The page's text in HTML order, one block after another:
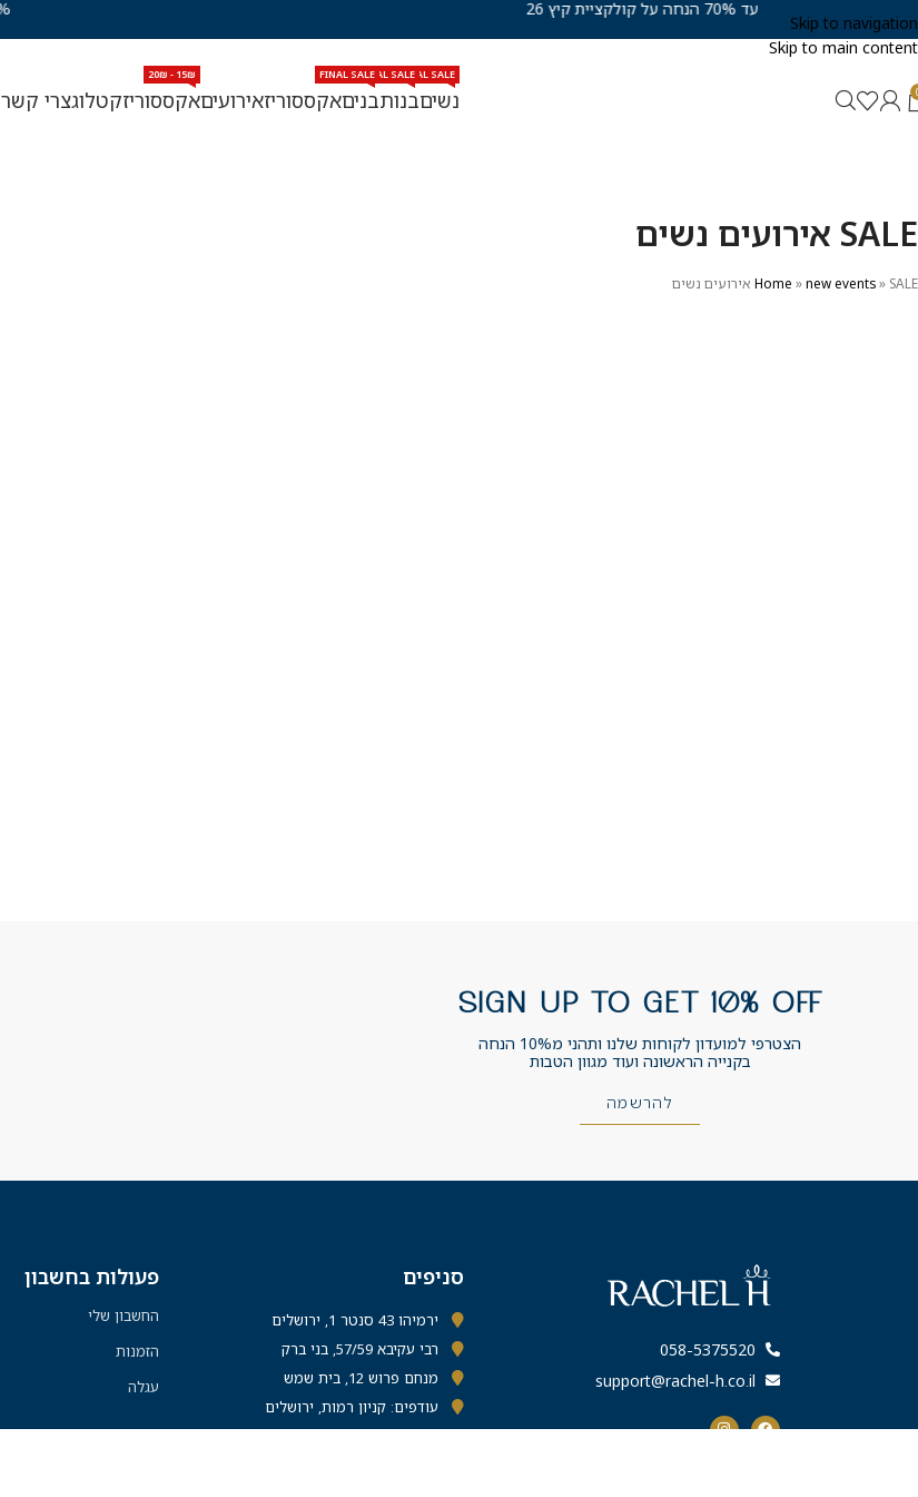
Skip to navigation
Skip to main content
נשים
FINAL SALE
בנות
FINAL SALE
בנים
FINAL SALE
אקססוריזאירועיםאקססוריז
15₪ - 20₪
קטלוגצרי קשר
SALE אירועים נשים
Home »new events» SALE אירועים נשים
SIGN UP TO GET 10% OFF
הצטרפי למועדון לקוחות שלנו ותהני מ10% הנחה
בקנייה הראשונה ועוד מגוון הטבות
להרשמה
058-5375520
support@rachel-h.co.il
סניפים
ירמיהו 43 סנטר 1, ירושלים
רבי עקיבא 57/59, בני ברק
מנחם פרוש 12, בית שמש
עודפים: קניון רמות, ירושלים
פעולות בחשבון
החשבון שלי
הזמנות
עגלה
עד 70% הנחה על קולקציית קיץ 26